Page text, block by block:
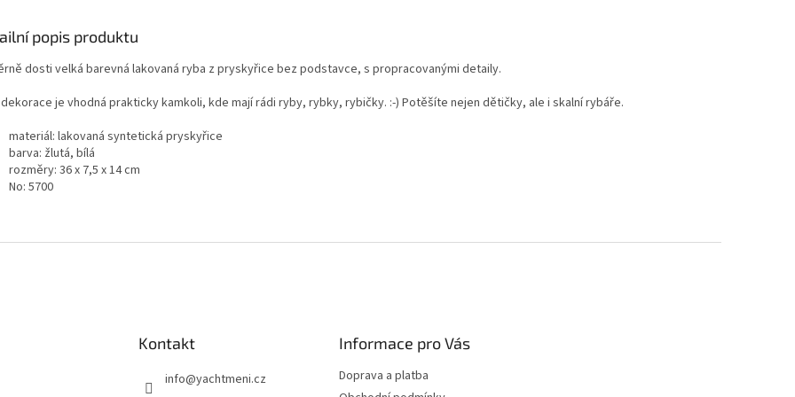
popis produktu
dosti velká barevná lakovaná ryba z pryskyřice bez podstavce, s propracovanými detaily.
je vhodná prakticky kamkoli, kde mají rádi ryby, rybky, rybičky. :-) Potěšíte nejen dětičky, ale i skalní rybáře.
materiál: lakovaná syntetická pryskyřice
barva: žlutá, bílá
rozměry: 36 x 7,5 x 14 cm
No: 5700
Kontakt
info@yachtmeni.cz
Informace pro Vás
Doprava a platba